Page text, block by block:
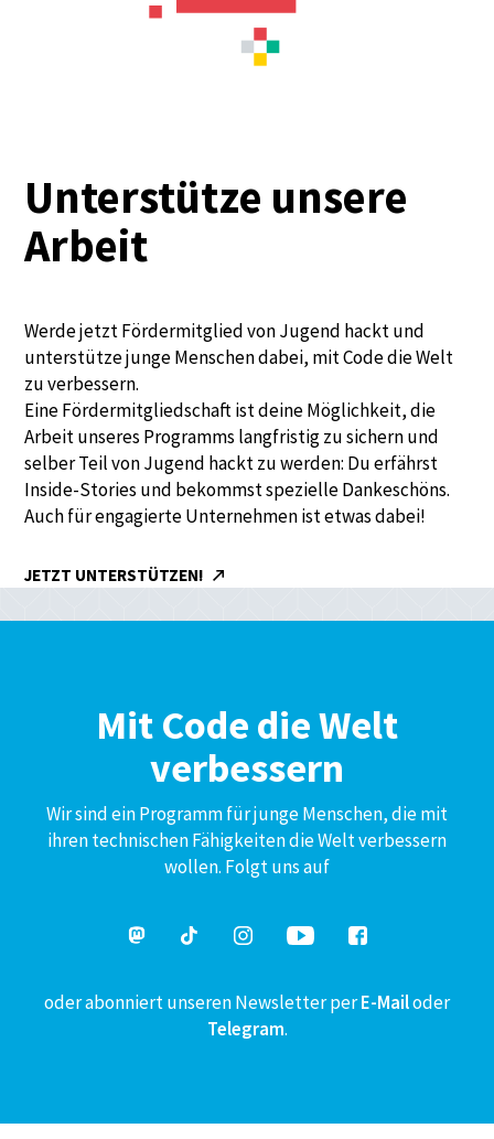
Unterstütze unsere
Arbeit
Werde jetzt Fördermitglied von Jugend hackt und
unterstütze junge Menschen dabei, mit Code die Welt
zu verbessern.
Eine Fördermitgliedschaft ist deine Möglichkeit, die
Arbeit unseres Programms langfristig zu sichern und
selber Teil von Jugend hackt zu werden: Du erfährst
Inside-Stories und bekommst spezielle Dankeschöns.
Auch für engagierte Unternehmen ist etwas dabei!
JETZT UNTERSTÜTZEN!
Mit Code die Welt
verbessern
Wir sind ein Programm für junge Menschen, die mit
ihren technischen Fähigkeiten die Welt verbessern
wollen. Folgt uns auf
oder abonniert unseren Newsletter perE-Mailoder
Telegram.